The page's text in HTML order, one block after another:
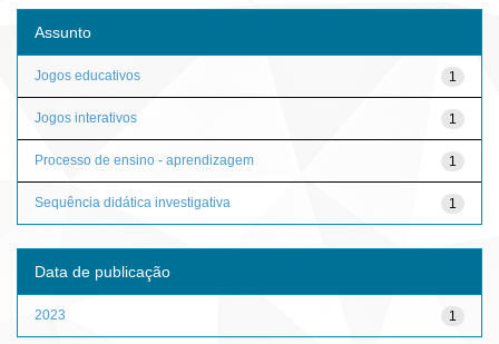
Assunto
1
Jogos educativos
1
Jogos interativos
1
Processo de ensino - aprendizagem
1
Sequência didática investigativa
Data de publicação
1
2023